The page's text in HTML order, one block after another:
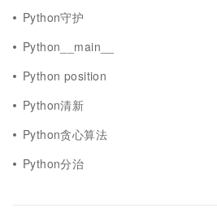
Python守护
Python__main__
Python position
Python清新
Python贪心算法
Python分治